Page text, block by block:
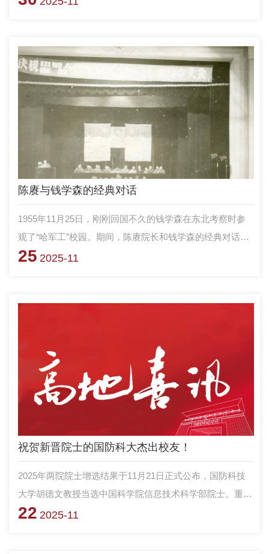
业。
陈赓与钱学森的经典对话
1955年11月25日，刚刚回国不久的钱学森在东北考察时参
观了“哈军工”校园。期间，陈赓院长和钱学森的经典对话，
是钱学森第一次在正式场合中谈及中国研制导弹的事情。这
25 2025-11
祝贺新晋院士的国防科大杰出校友！
2025年两院院士增选结果于11月21日正式公布，国防科技
大学胡德文教授当选中国科学院信息技术科学部院士。重
磅！国防科技大学胡德文教授当选中国科学院院士 此外，
22 2025-11